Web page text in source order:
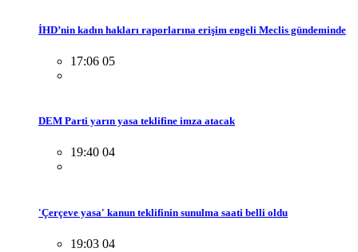
İHD’nin kadın hakları raporlarına erişim engeli Meclis gündeminde
17:06 05
DEM Parti yarın yasa teklifine imza atacak
19:40 04
'Çerçeve yasa' kanun teklifinin sunulma saati belli oldu
19:03 04